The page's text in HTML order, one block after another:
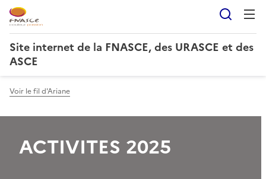
Site internet de la FNASCE, des URASCE et des
ASCE
Voir le fil d'Ariane
ACTIVITES 2025